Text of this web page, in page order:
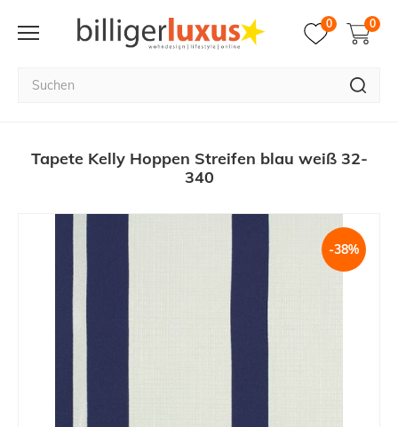
0 0
Tapete Kelly Hoppen Streifen blau weiß 32-
340
-38%